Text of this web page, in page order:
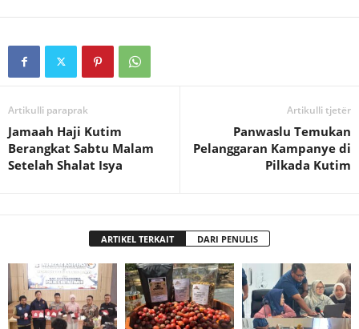
Artikulli paraprak
Jamaah Haji Kutim
Berangkat Sabtu Malam
Setelah Shalat Isya
Artikulli tjetër
Panwaslu Temukan
Pelanggaran Kampanye di
Pilkada Kutim
ARTIKEL TERKAIT DARI PENULIS